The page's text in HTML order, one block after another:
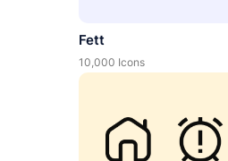
Fett
10,000 Icons